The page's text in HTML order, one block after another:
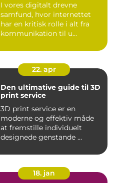
I vores digitalt drevne
samfund, hvor internettet
har en kritisk rolle i alt fra
kommunikation til u...
22. apr
Den ultimative guide til 3D
print service
3D print service er en
moderne og effektiv måde
at fremstille individuelt
designede genstande ...
18. jan